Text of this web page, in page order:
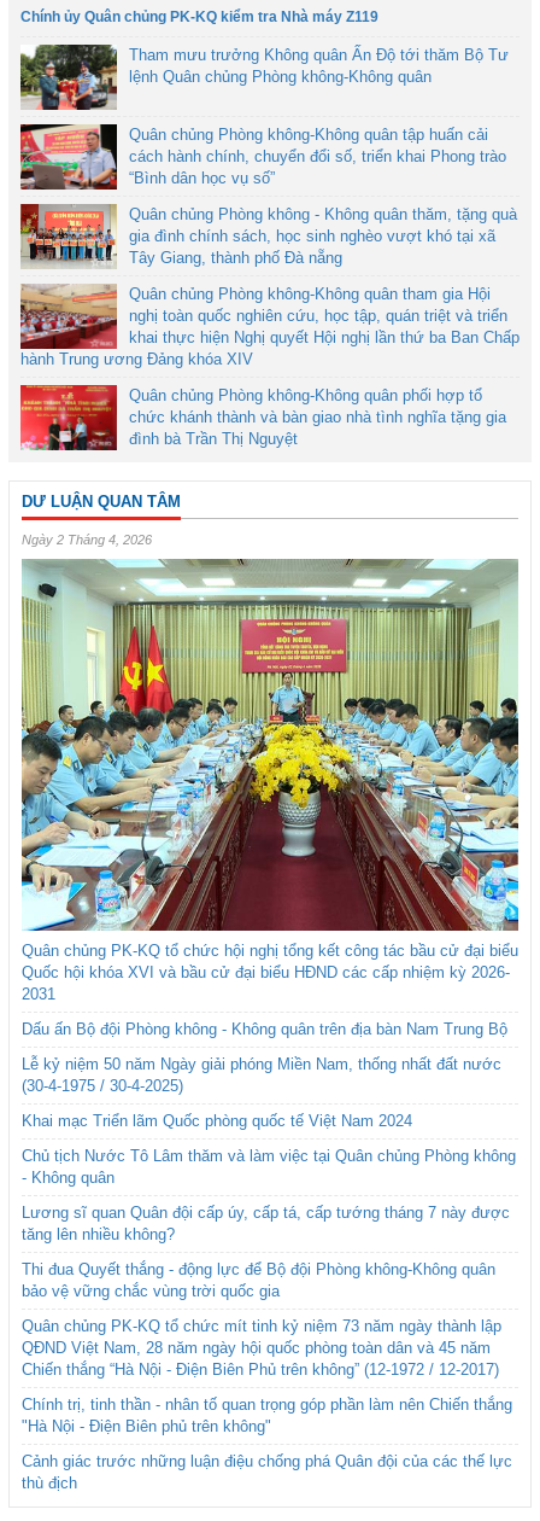
Chính ủy Quân chủng PK-KQ kiểm tra Nhà máy Z119
Tham mưu trưởng Không quân Ấn Độ tới thăm Bộ Tư
lệnh Quân chủng Phòng không-Không quân
Quân chủng Phòng không-Không quân tập huấn cải
cách hành chính, chuyển đổi số, triển khai Phong trào
“Bình dân học vụ số”
Quân chủng Phòng không - Không quân thăm, tặng quà
gia đình chính sách, học sinh nghèo vượt khó tại xã
Tây Giang, thành phố Đà nẵng
Quân chủng Phòng không-Không quân tham gia Hội
nghị toàn quốc nghiên cứu, học tập, quán triệt và triển
khai thực hiện Nghị quyết Hội nghị lần thứ ba Ban Chấp
hành Trung ương Đảng khóa XIV
Quân chủng Phòng không-Không quân phối hợp tổ
chức khánh thành và bàn giao nhà tình nghĩa tặng gia
đình bà Trần Thị Nguyệt
DƯ LUẬN QUAN TÂM
Ngày 2 Tháng 4, 2026
Quân chủng PK-KQ tổ chức hội nghị tổng kết công tác bầu cử đại biểu
Quốc hội khóa XVI và bầu cử đại biểu HĐND các cấp nhiệm kỳ 2026-
2031
Dấu ấn Bộ đội Phòng không - Không quân trên địa bàn Nam Trung Bộ
Lễ kỷ niệm 50 năm Ngày giải phóng Miền Nam, thống nhất đất nước
(30-4-1975 / 30-4-2025)
Khai mạc Triển lãm Quốc phòng quốc tế Việt Nam 2024
Chủ tịch Nước Tô Lâm thăm và làm việc tại Quân chủng Phòng không
- Không quân
Lương sĩ quan Quân đội cấp úy, cấp tá, cấp tướng tháng 7 này được
tăng lên nhiều không?
Thi đua Quyết thắng - động lực để Bộ đội Phòng không-Không quân
bảo vệ vững chắc vùng trời quốc gia
Quân chủng PK-KQ tổ chức mít tinh kỷ niệm 73 năm ngày thành lập
QĐND Việt Nam, 28 năm ngày hội quốc phòng toàn dân và 45 năm
Chiến thắng “Hà Nội - Điện Biên Phủ trên không” (12-1972 / 12-2017)
Chính trị, tinh thần - nhân tố quan trọng góp phần làm nên Chiến thắng
"Hà Nội - Điện Biên phủ trên không"
Cảnh giác trước những luận điệu chống phá Quân đội của các thế lực
thù địch